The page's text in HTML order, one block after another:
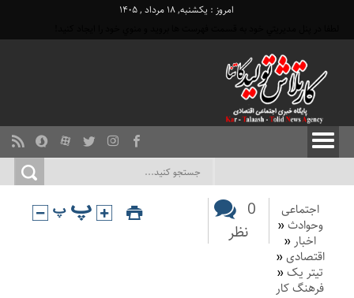
امروز : یکشنبه, ۱۸ مرداد , ۱۴۰۵
اجتماعی
وحوادث«
اخبار «
اقتصادی«
تیتر یک«
فرهنگ کار
0
نظر